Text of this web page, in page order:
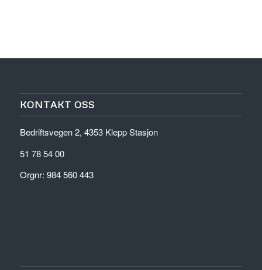
KONTAKT OSS
Bedriftsvegen 2, 4353 Klepp Stasjon
51 78 54 00
Orgnr: 984 560 443